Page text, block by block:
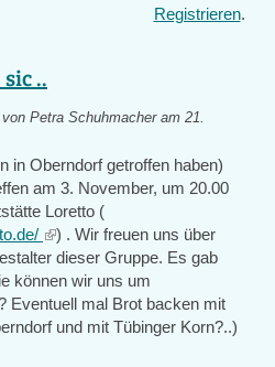
Registrieren.
..
Petra Schuhmacheram 21.
in Oberndorf getroffen haben)
am 3. November, um 20.00
Loretto (
(link
is
external)
) . Wir freuen uns über
dieser Gruppe. Es gab
können wir uns um
Eventuell mal Brot backen mit
und mit Tübinger Korn?..)